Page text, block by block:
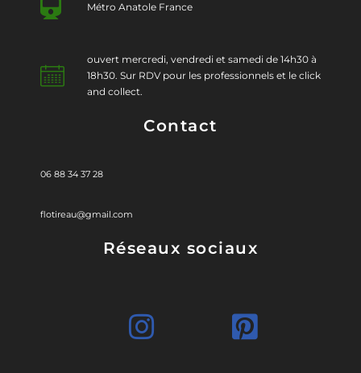
Métro Anatole France
ouvert mercredi, vendredi et samedi de 14h30 à
18h30. Sur RDV pour les professionnels et le click
and collect.
Contact
06 88 34 37 28
flotireau@gmail.com
Réseaux sociaux